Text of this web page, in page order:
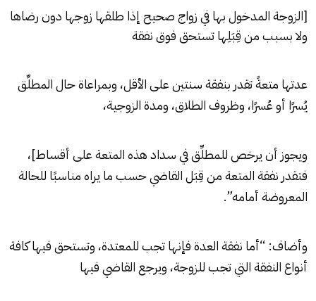
[الزوجة المدخول بها في زواج صحيح إذا طلقها زوجها دون رضاها
ولا بسبب من قِبَلِها تستحق فوق نفقة
عدتها متعةً تقدر بنفقة سنتين على الأقل، وبمراعاة حال المطلِّق
يُسرًا أو عُسرًا، وظروف الطلاق، ومدة الزوجية،
ويجوز أن يرخص للمطلِّق في سداد هذه المتعة على أقساط]،
فتقدر نفقة المتعة من قِبَل القاضي حسب ما يراه مناسبًا للحالة
المعروضة أمامه”.
وأضاف: “أما نفقة العدة فإنها تجب للمعتدة، وتستحق فيها كافة
أنواع النفقة التي تجب للزوجة، ويرجع القاضي فيها